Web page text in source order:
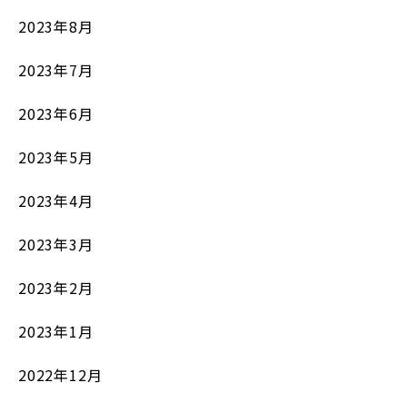
2023年8月
2023年7月
2023年6月
2023年5月
2023年4月
2023年3月
2023年2月
2023年1月
2022年12月